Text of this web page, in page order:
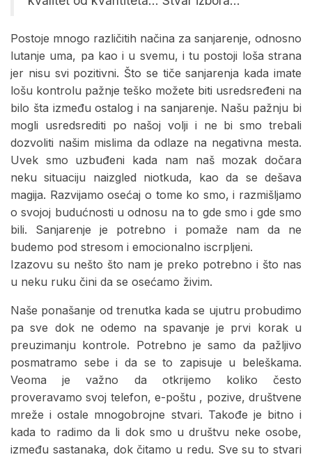
Postoje mnogo različitih načina za sanjarenje, odnosno
lutanje uma, pa kao i u svemu, i tu postoji loša strana
jer nisu svi pozitivni. Što se tiče sanjarenja kada imate
lošu kontrolu pažnje teško možete biti usredsređeni na
bilo šta između ostalog i na sanjarenje. Našu pažnju bi
mogli usredsrediti po našoj volji i ne bi smo trebali
dozvoliti našim mislima da odlaze na negativna mesta.
Uvek smo uzbuđeni kada nam naš mozak dočara
neku situaciju naizgled niotkuda, kao da se dešava
magija. Razvijamo osećaj o tome ko smo, i razmišljamo
o svojoj budućnosti u odnosu na to gde smo i gde smo
bili. Sanjarenje je potrebno i pomaže nam da ne
budemo pod stresom i emocionalno iscrpljeni.
Izazovu su nešto što nam je preko potrebno i što nas
u neku ruku čini da se osećamo živim.
Naše ponašanje od trenutka kada se ujutru probudimo
pa sve dok ne odemo na spavanje je prvi korak u
preuzimanju kontrole. Potrebno je samo da pažljivo
posmatramo sebe i da se to zapisuje u beleškama.
Veoma je važno da otkrijemo koliko često
proveravamo svoj telefon, e-poštu , pozive, društvene
mreže i ostale mnogobrojne stvari. Takođe je bitno i
kada to radimo da li dok smo u društvu neke osobe,
između sastanaka, dok čitamo u redu. Sve su to stvari